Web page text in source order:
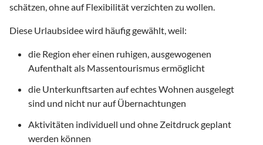
schätzen, ohne auf Flexibilität verzichten zu wollen.
Diese Urlaubsidee wird häufig gewählt, weil:
die Region eher einen ruhigen, ausgewogenen
Aufenthalt als Massentourismus ermöglicht
die Unterkunftsarten auf echtes Wohnen ausgelegt
sind und nicht nur auf Übernachtungen
Aktivitäten individuell und ohne Zeitdruck geplant
werden können